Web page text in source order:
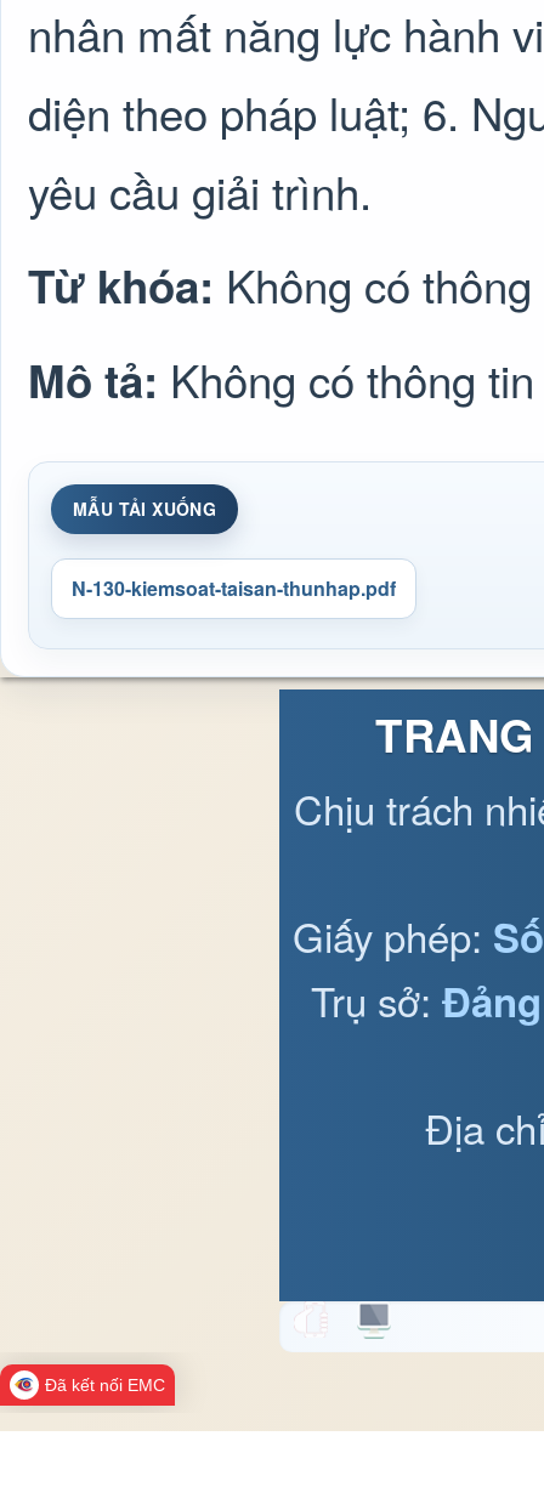
nhân mất năng lực hành
diện theo pháp luật; 6.
yêu cầu giải trình.
Từ khóa: Không có
Mô tả: Không có thông tin
MẪU TẢI XUỐNG
N-130-kiemsoat-taisan-thunhap.pdf
Chịu trách
Giấy phép:
Trụ sở:
Địa
Đã kết nối EMC